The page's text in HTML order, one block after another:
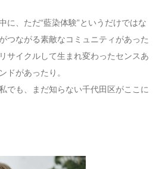
に、ただ“藍染体験”というだけではな
つながる素敵なコミュニティがあった
サイクルして生まれ変わったセンスあ
ドがあったり。
でも、まだ知らない千代田区がここに